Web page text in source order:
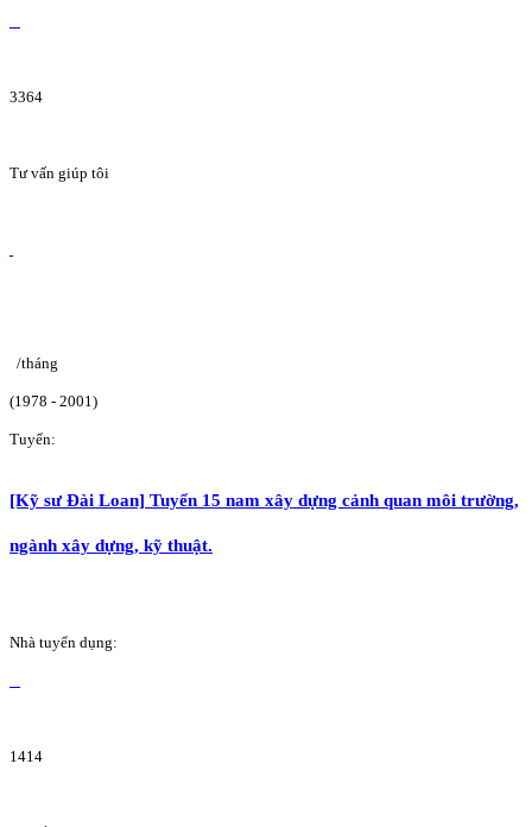
3364
Tư vấn giúp tôi
/tháng
(1978 - 2001)
Tuyển:
[Kỹ sư Đài Loan] Tuyển 15 nam xây dựng cảnh quan môi trường,
ngành xây dựng, kỹ thuật.
Nhà tuyển dụng:
1414